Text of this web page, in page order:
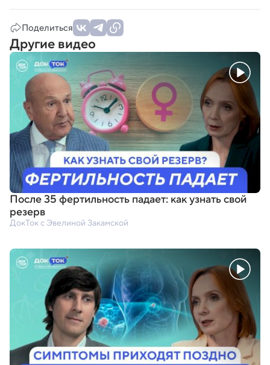
Поделиться
Другие видео
После 35 фертильность падает: как узнать свой
резерв
ДокТок с Эвелиной Закамской